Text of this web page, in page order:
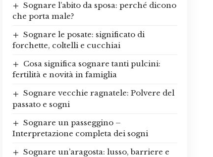
Sognare l’abito da sposa: perché dicono
che porta male?
Sognare le posate: significato di
forchette, coltelli e cucchiai
Cosa significa sognare tanti pulcini:
fertilità e novità in famiglia
Sognare vecchie ragnatele: Polvere del
passato e sogni
Sognare un passeggino –
Interpretazione completa dei sogni
Sognare un’aragosta: lusso, barriere e